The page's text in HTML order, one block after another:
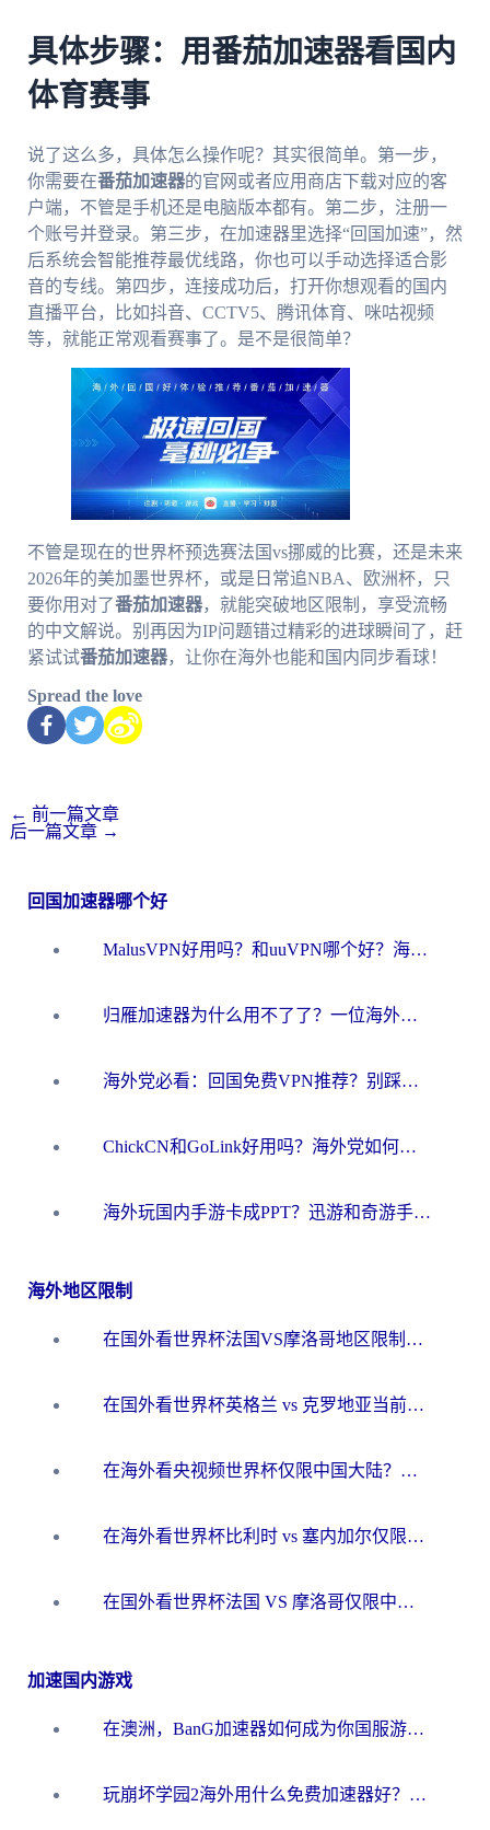
具体步骤：用番茄加速器看国内
体育赛事
说了这么多，具体怎么操作呢？其实很简单。第一步，
你需要在番茄加速器的官网或者应用商店下载对应的客
户端，不管是手机还是电脑版本都有。第二步，注册一
个账号并登录。第三步，在加速器里选择“回国加速”，然
后系统会智能推荐最优线路，你也可以手动选择适合影
音的专线。第四步，连接成功后，打开你想观看的国内
直播平台，比如抖音、CCTV5、腾讯体育、咪咕视频
等，就能正常观看赛事了。是不是很简单？
不管是现在的世界杯预选赛法国vs挪威的比赛，还是未来
2026年的美加墨世界杯，或是日常追NBA、欧洲杯，只
要你用对了番茄加速器，就能突破地区限制，享受流畅
的中文解说。别再因为IP问题错过精彩的进球瞬间了，赶
紧试试番茄加速器，让你在海外也能和国内同步看球！
Spread the love
← 前一篇文章
后一篇文章 →
回国加速器哪个好
MalusVPN好用吗？和uuVPN哪个好？海外党无缝访问国内资源的真实对比与选择指南
归雁加速器为什么用不了了？一位海外游子的真实困惑与技术解答
海外党必看：回国免费VPN推荐？别踩坑！教你选对加速器无缝刷国内资源
ChickCN和GoLink好用吗？海外党如何选对回国加速器
海外玩国内手游卡成PPT？迅游和奇游手游哪个好？一篇讲透回国加速器怎么选
海外地区限制
在国外看世界杯法国VS摩洛哥地区限制？这篇指南让你流畅看中文解说无压力
在国外看世界杯英格兰 vs 克罗地亚当前地区不可播放？这篇指南帮你搞定所有海外观赛难题
在海外看央视频世界杯仅限中国大陆？这篇指南帮你解锁中文解说+无卡顿直播
在海外看世界杯比利时 vs 塞内加尔仅限中国大陆？我找到了最流畅的中文解说之路
在国外看世界杯法国 VS 摩洛哥仅限中国大陆？海外党这样看中文解说赛事不卡顿
加速国内游戏
在澳洲，BanG加速器如何成为你国服游戏的“时光机”？
玩崩坏学园2海外用什么免费加速器好？2026海外党亲测国服游戏加速指南